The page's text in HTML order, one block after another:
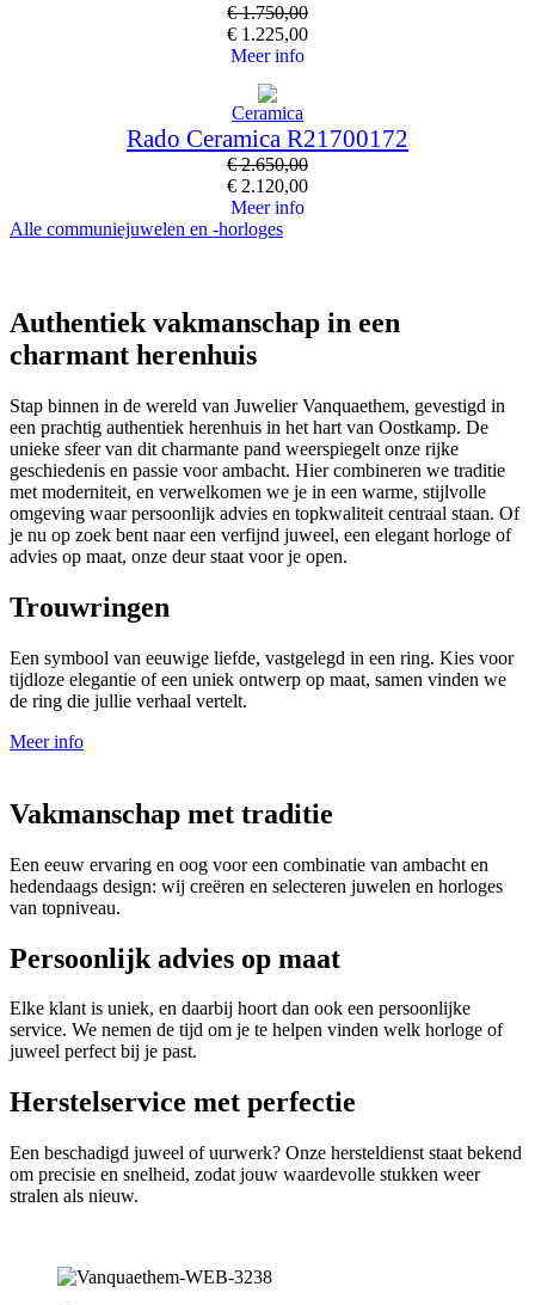
€1.750,00
€ 1.225,00
Meer info
Ceramica
Rado Ceramica R21700172
€2.650,00
€ 2.120,00
Meer info
Alle communiejuwelen en -horloges
Authentiek vakmanschap in een
charmant herenhuis
Stap binnen in de wereld van Juwelier Vanquaethem, gevestigd in
een prachtig authentiek herenhuis in het hart van Oostkamp. De
unieke sfeer van dit charmante pand weerspiegelt onze rijke
geschiedenis en passie voor ambacht. Hier combineren we traditie
met moderniteit, en verwelkomen we je in een warme, stijlvolle
omgeving waar persoonlijk advies en topkwaliteit centraal staan. Of
je nu op zoek bent naar een verfijnd juweel, een elegant horloge of
advies op maat, onze deur staat voor je open.
Trouwringen
Een symbool van eeuwige liefde, vastgelegd in een ring. Kies voor
tijdloze elegantie of een uniek ontwerp op maat, samen vinden we
de ring die jullie verhaal vertelt.
Meer info
Vakmanschap met traditie
Een eeuw ervaring en oog voor een combinatie van ambacht en
hedendaags design: wij creëren en selecteren juwelen en horloges
van topniveau.
Persoonlijk advies op maat
Elke klant is uniek, en daarbij hoort dan ook een persoonlijke
service. We nemen de tijd om je te helpen vinden welk horloge of
juweel perfect bij je past.
Herstelservice met perfectie
Een beschadigd juweel of uurwerk? Onze hersteldienst staat bekend
om precisie en snelheid, zodat jouw waardevolle stukken weer
stralen als nieuw.